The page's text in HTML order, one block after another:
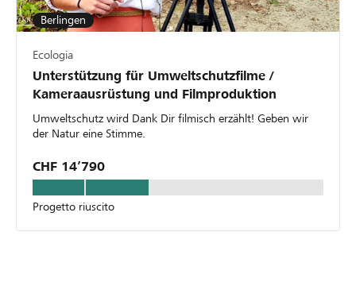
Berlingen
Ecologia
Unterstützung für Umweltschutzfilme /
Kameraausrüstung und Filmproduktion
Umweltschutz wird Dank Dir filmisch erzählt! Geben wir
der Natur eine Stimme.
CHF 14’790
Progetto riuscito